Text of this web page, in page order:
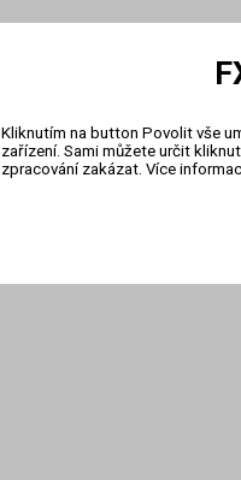
Kliknutím na button Povolit vše
zařízení. Sami můžete určit
zpracování zakázat. Více